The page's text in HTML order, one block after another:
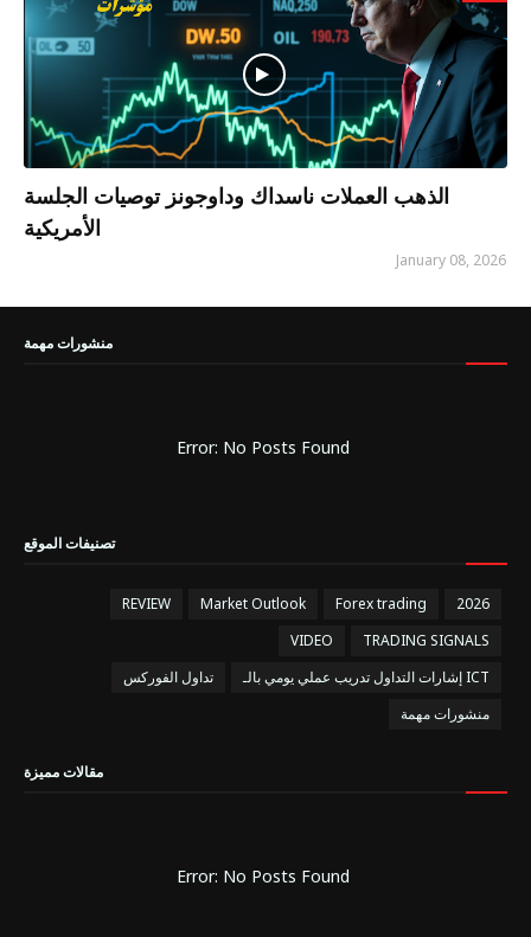
الذهب العملات ناسداك وداوجونز توصيات الجلسة
الأمريكية
January 08, 2026
منشورات مهمة
Error: No Posts Found
تصنيفات الموقع
2026
Forex trading
Market Outlook
REVIEW
TRADING SIGNALS
VIDEO
إشارات التداول تدريب عملي يومي بالـ ICT
تداول الفوركس
منشورات مهمة
مقالات مميزة
Error: No Posts Found